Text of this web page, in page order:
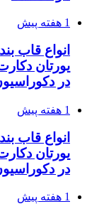
1 هفته پیش
انواع قاب
یورتان
در
1 هفته پیش
انواع قاب
یورتان
در
1 هفته پیش